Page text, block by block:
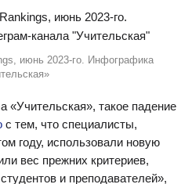
июнь 2023-го. Инфографика
«Учительская», такое падение
с тем, что специалисты,
году, использовали новую
вес прежних критериев,
и преподавателей»,